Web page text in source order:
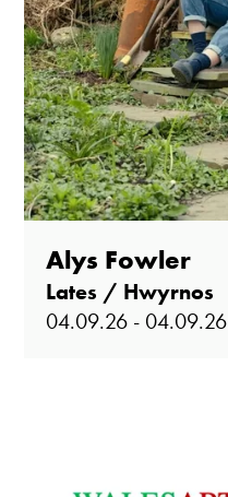
Alys Fowler
Lates / Hwyrnos
04.09.26 - 04.09.26